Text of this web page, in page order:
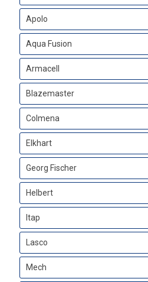
Apolo
Aqua Fusion
Armacell
Blazemaster
Colmena
Elkhart
Georg Fischer
Helbert
Itap
Lasco
Mech